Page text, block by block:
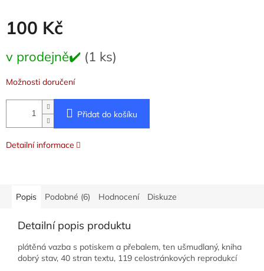
100 Kč
cena:
v prodejně✔️ (1 ks)
Možnosti doručení
Přidat do košíku
Detailní informace
Popis Podobné (6) Hodnocení Diskuze
Detailní popis produktu
plátěná vazba s potiskem a přebalem, ten ušmudlaný, kniha
dobrý stav, 40 stran textu, 119 celostránkových reprodukcí